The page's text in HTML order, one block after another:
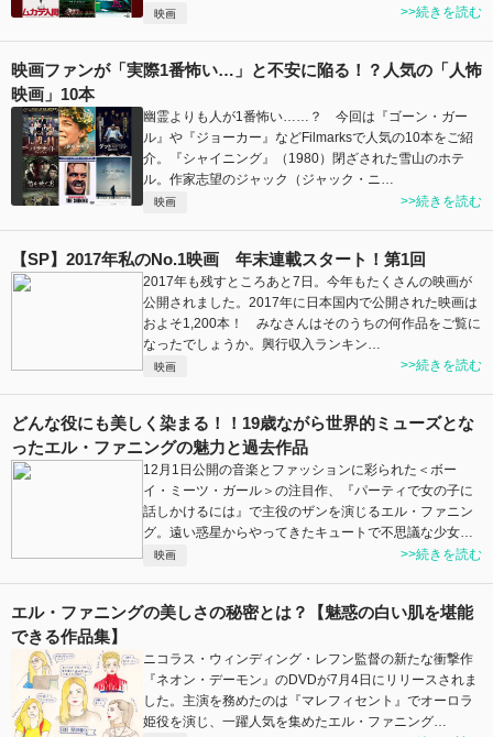
映画 >>続きを読む
映画ファンが「実際1番怖い…」と不安に陥る！？人気の「人怖
映画」10本
幽霊よりも人が1番怖い……？ 今回は『ゴーン・ガー
ル』や『ジョーカー』などFilmarksで人気の10本をご紹
介。『シャイニング』（1980）閉ざされた雪山のホテ
ル。作家志望のジャック（ジャック・ニ…
映画 >>続きを読む
【SP】2017年私のNo.1映画 年末連載スタート！第1回
2017年も残すところあと7日。今年もたくさんの映画が
公開されました。2017年に日本国内で公開された映画は
およそ1,200本！ みなさんはそのうちの何作品をご覧に
なったでしょうか。興行収入ランキン…
映画 >>続きを読む
どんな役にも美しく染まる！！19歳ながら世界的ミューズとな
ったエル・ファニングの魅力と過去作品
12月1日公開の音楽とファッションに彩られた＜ボー
イ・ミーツ・ガール＞の注目作、『パーティで女の子に
話しかけるには』で主役のザンを演じるエル・ファニン
グ。遠い惑星からやってきたキュートで不思議な少女…
映画 >>続きを読む
エル・ファニングの美しさの秘密とは？【魅惑の白い肌を堪能
できる作品集】
ニコラス・ウィンディング・レフン監督の新たな衝撃作
『ネオン・デーモン』のDVDが7月4日にリリースされま
した。主演を務めたのは『マレフィセント』でオーロラ
姫役を演じ、一躍人気を集めたエル・ファニング…